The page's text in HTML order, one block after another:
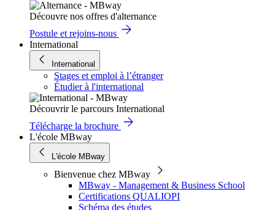
Découvre nos offres d'alternance
Postule et rejoins-nous
International
International
Stages et emploi à l’étranger
Étudier à l'international
Découvrir le parcours International
Télécharge la brochure
L'école MBway
L'école MBway
Bienvenue chez MBway
MBway - Management & Business School
Certifications QUALIOPI
Schéma des études